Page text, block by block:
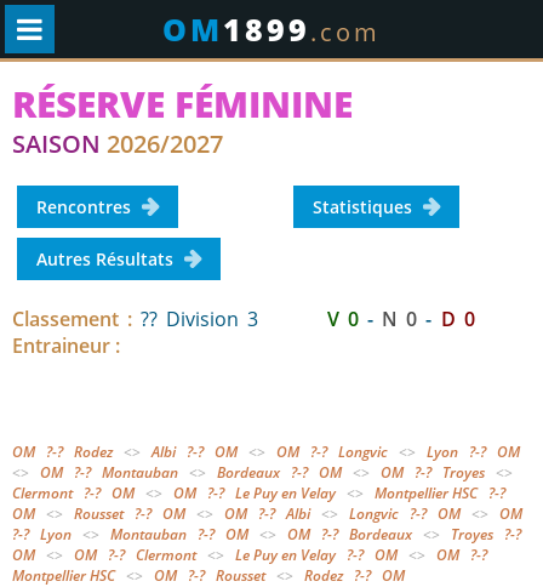
OM1899.com
RÉSERVE FÉMININE
SAISON 2026/2027
Rencontres Statistiques
Autres Résultats
Classement : ?? Division 3 V 0 - N 0 - D 0
Entraineur :
OM ?-?Rodez<>Albi ?-?OM<> OM ?-?Longvic <> Lyon ?-?OM
<> OM ?-?Montauban <> Bordeaux ?-?OM<> OM ?-?Troyes <>
Clermont ?-?OM<> OM ?-?Le Puy en Velay<> Montpellier HSC ?-?
OM<> Rousset ?-?OM<> OM ?-?Albi<> Longvic ?-?OM<> OM
?-?Lyon <> Montauban ?-?OM<> OM ?-?Bordeaux<> Troyes ?-?
OM<> OM ?-?Clermont<> Le Puy en Velay ?-?OM<> OM ?-?
Montpellier HSC<> OM ?-?Rousset<> Rodez ?-?OM